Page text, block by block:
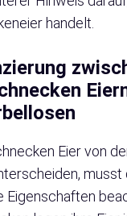
handelt.
Eier von
musst
Eigenschaften